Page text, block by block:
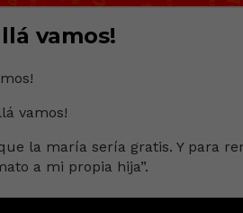
vamos!
la maría sería gratis. Y para
a mi propia hija”.